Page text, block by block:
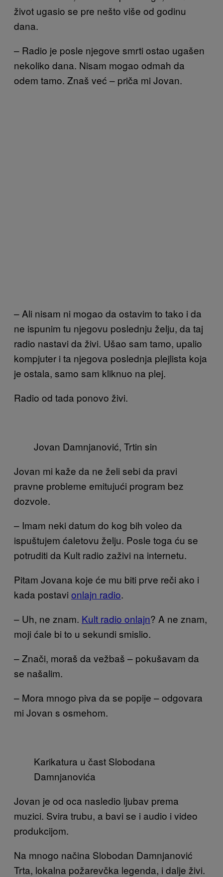
život ugasio se pre nešto više od godinu
dana.
– Radio je posle njegove smrti ostao ugašen
nekoliko dana. Nisam mogao odmah da
odem tamo. Znaš već – priča mi Jovan.
– Ali nisam ni mogao da ostavim to tako i da
ne ispunim tu njegovu poslednju želju, da taj
radio nastavi da živi. Ušao sam tamo, upalio
kompjuter i ta njegova poslednja plejlista koja
je ostala, samo sam kliknuo na plej.
Radio od tada ponovo živi.
Jovan Damnjanović, Trtin sin
Jovan mi kaže da ne želi sebi da pravi
pravne probleme emitujući program bez
dozvole.
– Imam neki datum do kog bih voleo da
ispuštujem ćaletovu želju. Posle toga ću se
potruditi da Kult radio zaživi na internetu.
Pitam Jovana koje će mu biti prve reči ako i
kada postavi onlajn radio.
– Uh, ne znam. Kult radio onlajn? A ne znam,
moji ćale bi to u sekundi smislio.
– Znači, moraš da vežbaš – pokušavam da
se našalim.
– Mora mnogo piva da se popije – odgovara
mi Jovan s osmehom.
Karikatura u čast Slobodana
Damnjanovića
Jovan je od oca nasledio ljubav prema
muzici. Svira trubu, a bavi se i audio i video
produkcijom.
Na mnogo načina Slobodan Damnjanović
Trta, lokalna požarevčka legenda, i dalje živi.